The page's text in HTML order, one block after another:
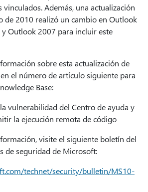
Además, una actualización
de 2010 realizó un cambio en Outlook
Outlook 2007 para incluir este
sobre esta actualización de
el número de artículo siguiente para
Base:
vulnerabilidad del Centro de ayuda y
la ejecución remota de código
visite el siguiente boletín del
de seguridad de Microsoft:
technet/security/bulletin/MS10-